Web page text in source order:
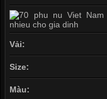
Vải:
Size:
Màu: